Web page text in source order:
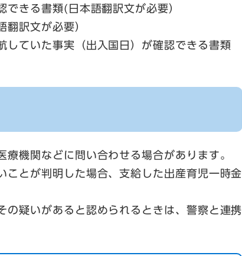
できる書類(日本語翻訳文が必要）
翻訳文が必要）
していた事実（出入国日）が確認できる書類
機関などに問い合わせる場合があります。
ことが判明した場合、支給した出産育児一時金
の疑いがあると認められるときは、警察と連携